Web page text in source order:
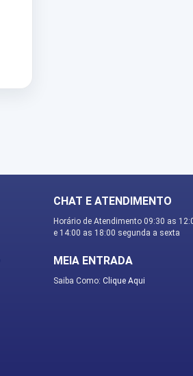
CHAT E ATENDIMENTO
Horário de Atendimento 09:30 as
e 14:00 as 18:00 segunda a sexta
MEIA ENTRADA
Saiba Como: Clique Aqui